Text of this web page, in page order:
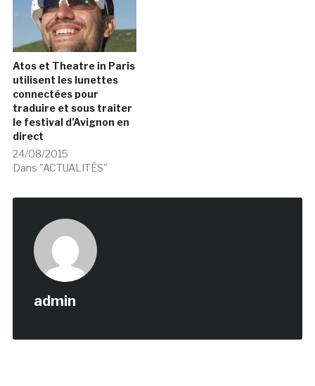
Atos et Theatre in Paris
utilisent les lunettes
connectées pour
traduire et sous traiter
le festival d’Avignon en
direct
24/08/2015
Dans "ACTUALITÉS"
admin